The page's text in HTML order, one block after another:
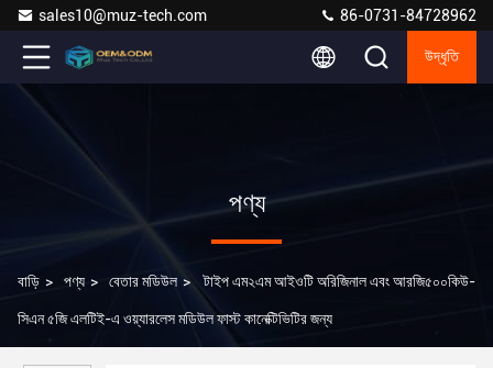
sales10@muz-tech.com 86-0731-84728962
উদ্ধৃতি
পণ্য
বাড়ি > পণ্য > বেতার মডিউল > টাইপ এম২এম আইওটি অরিজিনাল এবং আরজি৫০০কিউ-
সিএন ৫জি এলটিই-এ ওয়্যারলেস মডিউল ফাস্ট কানেক্টিভিটির জন্য